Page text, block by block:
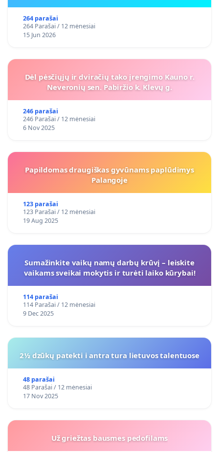
264 parašai
264 Parašai / 12 mėnesiai
15 Jun 2026
Dėl pėsčiųjų ir dviračių tako įrengimo Kauno r.
Neveronių sen. Pabiržio k. Klevų g.
246 parašai
246 Parašai / 12 mėnesiai
6 Nov 2025
Papildomas draugiškas gyvūnams paplūdimys
Palangoje
123 parašai
123 Parašai / 12 mėnesiai
19 Aug 2025
Sumažinkite vaikų namų darbų krūvį – leiskite
vaikams sveikai mokytis ir turėti laiko kūrybai!
114 parašai
114 Parašai / 12 mėnesiai
9 Dec 2025
2½ dzūkų patekti i antra tura lietuvos talentuose
48 parašai
48 Parašai / 12 mėnesiai
17 Nov 2025
Už griežtas bausmes pedofilams